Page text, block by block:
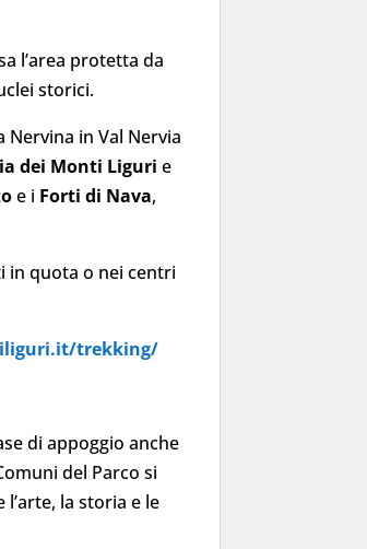
l’area protetta da
storici.
in Val Nervia
dei Monti Ligurie
e i Forti di Nava,
in quota o nei centri
trekking/
di appoggio anche
del Parco si
la storia e le